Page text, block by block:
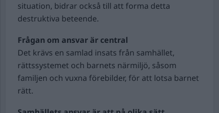
situation, bidrar också till att forma detta
destruktiva beteende.
Frågan om ansvar är central
Det krävs en samlad insats från samhället,
rättssystemet och barnets närmiljö, såsom
familjen och vuxna förebilder, för att lotsa barnet
rätt.